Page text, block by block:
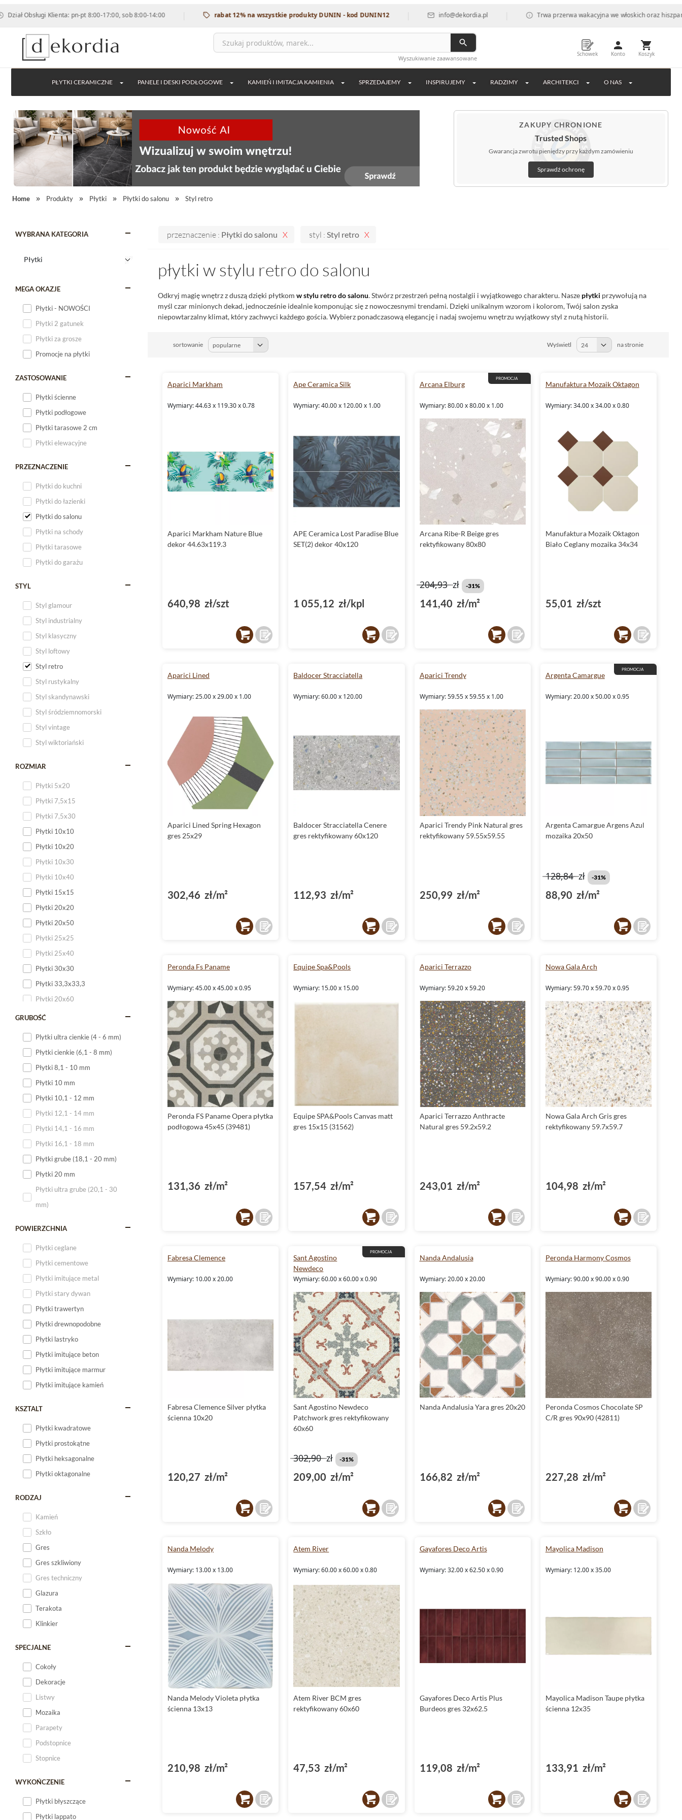
Klienta: pn-pt 8:00-17:00, sob 8:00-14:00 | rabat 12% na wszystkie produkty DUNIN - kod DUNIN12 | info@dekordia.pl | Trwa przerwa wakacyjna we włoskich oraz hiszpańskich
Wyszukiwanie zaawansowane
Schowek Konto Koszyk
PŁYTKI CERAMICZNE PANELE I DESKI PODŁOGOWE KAMIEŃ I IMITACJA KAMIENIA SPRZEDAJEMY INSPIRUJEMY RADZIMY ARCHITEKCI O NAS
ZAKUPY CHRONIONE
Trusted Shops
Gwarancja zwrotu pieniędzy przy każdym zamówieniu
Sprawdź ochronę
Home Produkty Płytki Płytki do salonu Styl retro
WYBRANA KATEGORIA
MEGA OKAZJE
Płytki - NOWOŚCI
Płytki 2 gatunek
Płytki za grosze
Promocje na płytki
ZASTOSOWANIE
Płytki ścienne
Płytki podłogowe
Płytki tarasowe 2 cm
Płytki elewacyjne
PRZEZNACZENIE
Płytki do kuchni
Płytki do łazienki
Płytki do salonu
Płytki na schody
Płytki tarasowe
Płytki do garażu
STYL
Styl glamour
Styl industrialny
Styl klasyczny
Styl loftowy
Styl retro
Styl rustykalny
Styl skandynawski
Styl śródziemnomorski
Styl vintage
Styl wiktoriański
ROZMIAR
Płytki 5x20
Płytki 7,5x15
Płytki 7,5x30
Płytki 10x10
Płytki 10x20
Płytki 10x30
Płytki 10x40
Płytki 15x15
Płytki 20x20
Płytki 20x50
Płytki 25x25
Płytki 25x40
Płytki 30x30
Płytki 33,3x33,3
Płytki 20x60
Płytki 20x120
Płytki małe
GRUBOŚĆ
Plytki ultra cienkie (4 - 6 mm)
Płytki cienkie (6,1 - 8 mm)
Płytki 8,1 - 10 mm
Płytki 10 mm
Płytki 10,1 - 12 mm
Płytki 12,1 - 14 mm
Płytki 14,1 - 16 mm
Płytki 16,1 - 18 mm
Płytki grube (18,1 - 20 mm)
Płytki 20 mm
Płytki ultra grube (20,1 - 30
mm)
POWIERZCHNIA
Płytki ceglane
Płytki cementowe
Płytki imitujące metal
Płytki stary dywan
Płytki trawertyn
Płytki drewnopodobne
Płytki lastryko
Płytki imitujące beton
Płytki imitujące marmur
Płytki imitujące kamień
KSZTALT
Płytki kwadratowe
Płytki prostokątne
Płytki heksagonalne
Płytki oktagonalne
RODZAJ
Kamień
Szkło
Gres
Gres szkliwiony
Gres techniczny
Glazura
Terakota
Klinkier
SPECJALNE
Cokoły
Dekoracje
Listwy
Mozaika
Parapety
Podstopnice
Stopnice
WYKOŃCZENIE
Płytki błyszczące
Płytki lappato
przeznaczenie : Płytki do salonu styl : Styl retro
płytki w stylu retro do salonu
Odkryj magię wnętrz z duszą dzięki płytkom w stylu retrodo salonu. Stwórz przestrzeń pełną nostalgii i wyjątkowego charakteru. Nasze płytki przywołują na
myśl czar minionych dekad, jednocześnie idealnie komponując się z nowoczesnymi trendami. Dzięki unikalnym wzorom i kolorom, Twój salon zyska
niepowtarzalny klimat, który zachwyci każdego gościa. Wybierz ponadczasową elegancję i nadaj swojemu wnętrzu wyjątkowy styl z nutą historii.
sortowanie Wyświetl na stronie
Aparici Markham
Wymiary: 44.63 x 119.30 x 0.78
Aparici Markham Nature Blue
dekor 44.63x119.3
640,98 zł/szt
Ape Ceramica Silk
Wymiary: 40.00 x 120.00 x 1.00
APE Ceramica Lost Paradise Blue
SET(2) dekor 40x120
1 055,12 zł/kpl
PROMOCJA
Arcana Elburg
Wymiary: 80.00 x 80.00 x 1.00
Arcana Ribe-R Beige gres
rektyfikowany 80x80
204,93zł -31%
141,40 zł/m²
Manufaktura Mozaik Oktagon
Wymiary: 34.00 x 34.00 x 0.80
Manufaktura Mozaik Oktagon
Biało Ceglany mozaika 34x34
55,01 zł/szt
Aparici Lined
Wymiary: 25.00 x 29.00 x 1.00
Aparici Lined Spring Hexagon
gres 25x29
302,46 zł/m²
Baldocer Stracciatella
Wymiary: 60.00 x 120.00
Baldocer Stracciatella Cenere
gres rektyfikowany 60x120
112,93 zł/m²
Aparici Trendy
Wymiary: 59.55 x 59.55 x 1.00
Aparici Trendy Pink Natural gres
rektyfikowany 59.55x59.55
250,99 zł/m²
PROMOCJA
Argenta Camargue
Wymiary: 20.00 x 50.00 x 0.95
Argenta Camargue Argens Azul
mozaika 20x50
128,84zł -31%
88,90 zł/m²
Peronda Fs Paname
Wymiary: 45.00 x 45.00 x 0.95
Peronda FS Paname Opera płytka
podłogowa 45x45 (39481)
131,36 zł/m²
Equipe Spa&Pools
Wymiary: 15.00 x 15.00
Equipe SPA&Pools Canvas matt
gres 15x15 (31562)
157,54 zł/m²
Aparici Terrazzo
Wymiary: 59.20 x 59.20
Aparici Terrazzo Anthracte
Natural gres 59.2x59.2
243,01 zł/m²
Nowa Gala Arch
Wymiary: 59.70 x 59.70 x 0.95
Nowa Gala Arch Gris gres
rektyfikowany 59.7x59.7
104,98 zł/m²
Fabresa Clemence
Wymiary: 10.00 x 20.00
Fabresa Clemence Silver płytka
ścienna 10x20
120,27 zł/m²
PROMOCJA
Sant Agostino
Newdeco
Wymiary: 60.00 x 60.00 x 0.90
Sant Agostino Newdeco
Patchwork gres rektyfikowany
60x60
302,90zł -31%
209,00 zł/m²
Nanda Andalusia
Wymiary: 20.00 x 20.00
Nanda Andalusia Yara gres 20x20
166,82 zł/m²
Peronda Harmony Cosmos
Wymiary: 90.00 x 90.00 x 0.90
Peronda Cosmos Chocolate SP
C/R gres 90x90 (42811)
227,28 zł/m²
Nanda Melody
Wymiary: 13.00 x 13.00
Nanda Melody Violeta płytka
ścienna 13x13
210,98 zł/m²
Atem River
Wymiary: 60.00 x 60.00 x 0.80
Atem River BCM gres
rektyfikowany 60x60
47,53 zł/m²
Gayafores Deco Artis
Wymiary: 32.00 x 62.50 x 0.90
Gayafores Deco Artis Plus
Burdeos gres 32x62.5
119,08 zł/m²
Mayolica Madison
Wymiary: 12.00 x 35.00
Mayolica Madison Taupe płytka
ścienna 12x35
133,91 zł/m²